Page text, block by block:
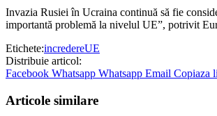
Invazia Rusiei în Ucraina continuă să fie
importantă problemă la nivelul UE”, potrivit
Etichete:incredereUE
Distribuie articol:
Facebook Whatsapp Whatsapp Email Copiaza
Articole similare